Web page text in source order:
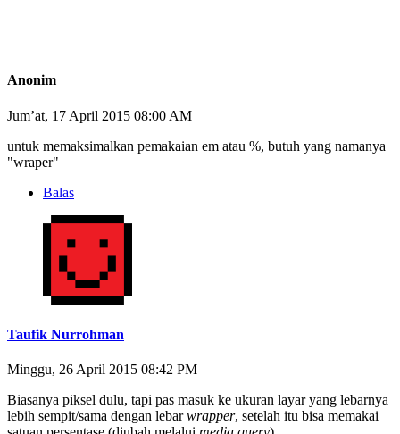
Anonim
Jum’at, 17 April 2015 08:00 AM
untuk memaksimalkan pemakaian em atau %, butuh yang namanya
"wraper"
Balas
Taufik Nurrohman
Minggu, 26 April 2015 08:42 PM
Biasanya piksel dulu, tapi pas masuk ke ukuran layar yang lebarnya
lebih sempit/sama dengan lebarwrapper, setelah itu bisa memakai